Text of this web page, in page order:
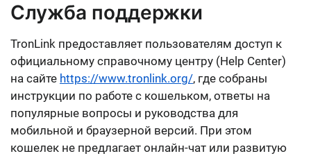
Служба поддержки
TronLink предоставляет пользователям доступ к
официальному справочному центру (Help Center)
на сайте https://www.tronlink.org/, где собраны
инструкции по работе с кошельком, ответы на
популярные вопросы и руководства для
мобильной и браузерной версий. При этом
кошелек не предлагает онлайн-чат или развитую